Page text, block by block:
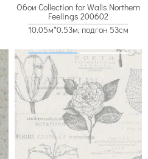
Обои Collection for Walls Northern
Feelings 200602
10.05м*0.53м, подгон 53см